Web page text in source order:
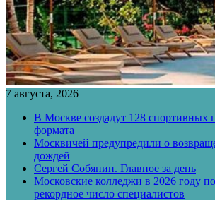
7 августа, 2026
В Москве создадут 128 спортивных
формата
Москвичей предупредили о
дождей
Сергей Собянин. Главное за день
Московские колледжи в 2026 году
рекордное число специалистов